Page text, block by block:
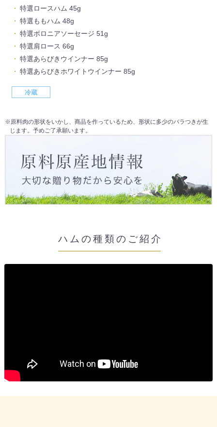
特選ロースハム 45g
特選ももハム 48g
特選ボロニアソーセージ 51g
特選肩ロース 66g
特選あらびきウインナー 85g
特選あらびきホワイトウインナー 85g
冷蔵
※原料肉の形状をいかし、商品を作っているため、形状に多少のバラつきが生
じます。予めご了承願います。
ハムの種類のご紹介